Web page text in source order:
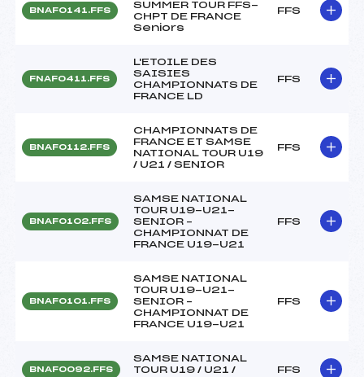
BNAF0141.FFS
SUMMER TOUR FFS-
CHPT DE FRANCE
Seniors
FFS
FNAF0411.FFS
L'ETOILE DES
SAISIES
CHAMPIONNATS DE
FRANCE LD
FFS
BNAF0112.FFS
CHAMPIONNATS DE
FRANCE ET SAMSE
NATIONAL TOUR U19
/ U21 / SENIOR
FFS
BNAF0102.FFS
SAMSE NATIONAL
TOUR U19-U21-
SENIOR –
CHAMPIONNAT DE
FRANCE U19-U21
FFS
BNAF0101.FFS
SAMSE NATIONAL
TOUR U19-U21-
SENIOR –
CHAMPIONNAT DE
FRANCE U19-U21
FFS
BNAF0092.FFS
SAMSE NATIONAL
TOUR U19 / U21 /
FFS